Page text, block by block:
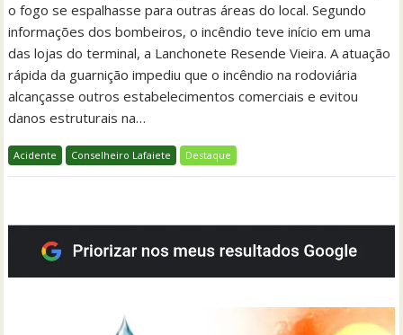
o fogo se espalhasse para outras áreas do local. Segundo
informações dos bombeiros, o incêndio teve início em uma
das lojas do terminal, a Lanchonete Resende Vieira. A atuação
rápida da guarnição impediu que o incêndio na rodoviária
alcançasse outros estabelecimentos comerciais e evitou
danos estruturais na…
Acidente Conselheiro Lafaiete Destaque